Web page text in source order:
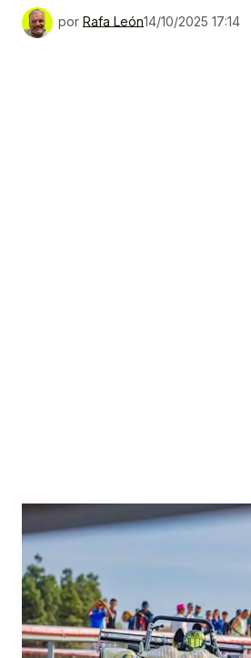
por Rafa León14/10/2025 17:14